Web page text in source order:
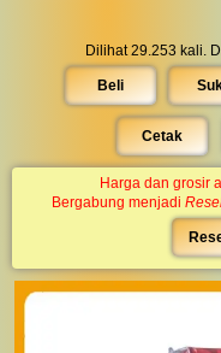
Dilihat 29.253 kali.
Beli
Cetak
Harga dan grosir
Bergabung menjadi